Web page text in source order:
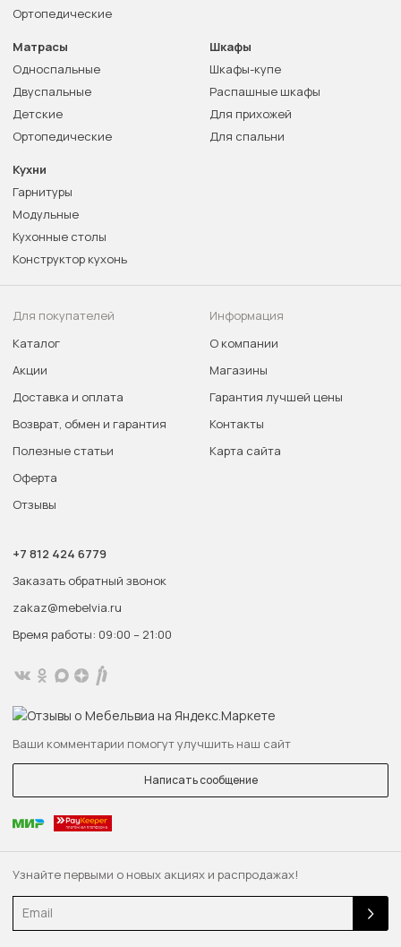
Узнайте первыми о новых акциях и распродажах!
Email
Ортопедические
Матрасы
Односпальные
Двуспальные
Детские
Ортопедические
Шкафы
Шкафы-купе
Распашные шкафы
Для прихожей
Для спальни
Кухни
Гарнитуры
Модульные
Кухонные столы
Конструктор кухонь
Для покупателей
Каталог
Акции
Доставка и оплата
Возврат, обмен и гарантия
Полезные статьи
Оферта
Отзывы
Информация
О компании
Магазины
Гарантия лучшей цены
Контакты
Карта сайта
+7 812 424 6779
Заказать обратный звонок
zakaz@mebelvia.ru
Время работы: 09:00 – 21:00
Ваши комментарии помогут улучшить наш сайт
Написать сообщение